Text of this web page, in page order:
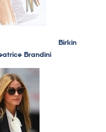
in pelle Birkin
Brandini